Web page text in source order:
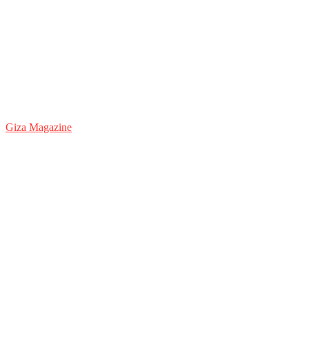
Giza Magazine